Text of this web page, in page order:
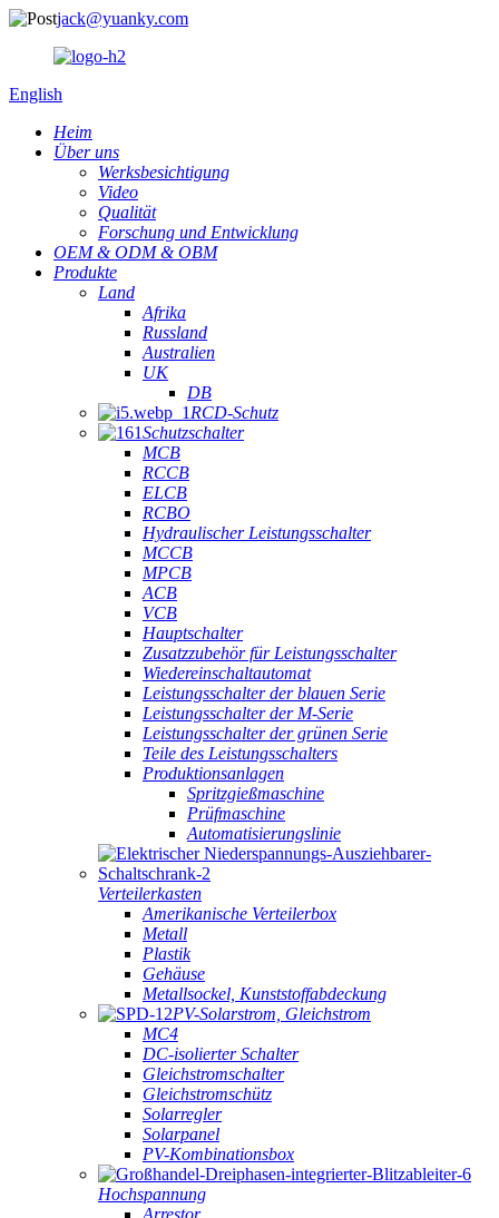
jack@yuanky.com
English
Heim
Über uns
Werksbesichtigung
Video
Qualität
Forschung und Entwicklung
OEM & ODM & OBM
Produkte
Land
Afrika
Russland
Australien
UK
DB
RCD-Schutz
Schutzschalter
MCB
RCCB
ELCB
RCBO
Hydraulischer Leistungsschalter
MCCB
MPCB
ACB
VCB
Hauptschalter
Zusatzzubehör für Leistungsschalter
Wiedereinschaltautomat
Leistungsschalter der blauen Serie
Leistungsschalter der M-Serie
Leistungsschalter der grünen Serie
Teile des Leistungsschalters
Produktionsanlagen
Spritzgießmaschine
Prüfmaschine
Automatisierungslinie
Verteilerkasten
Amerikanische Verteilerbox
Metall
Plastik
Gehäuse
Metallsockel, Kunststoffabdeckung
PV-Solarstrom, Gleichstrom
MC4
DC-isolierter Schalter
Gleichstromschalter
Gleichstromschütz
Solarregler
Solarpanel
PV-Kombinationsbox
Hochspannung
Arrestor